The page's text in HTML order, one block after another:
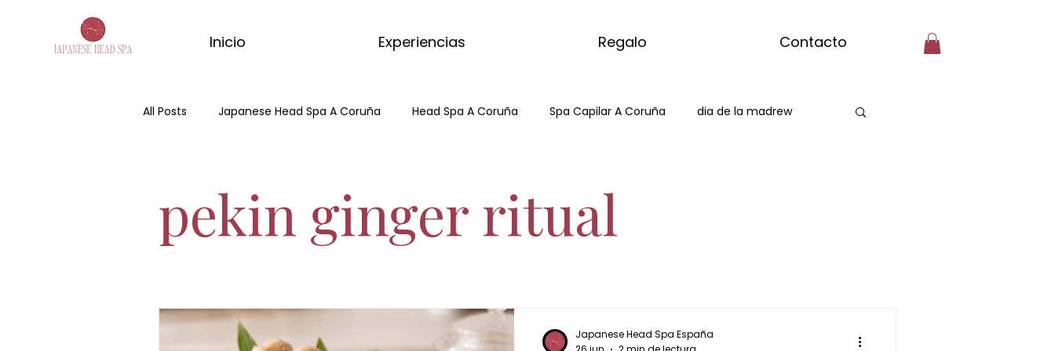
Inicio Experiencias Regalo Contacto
All Posts Japanese Head Spa A Coruña Head Spa A Coruña Spa Capilar A Coruña dia de la madrew
Spa Capilar masaje de matcha masaje del mundo kyoto matcha ritual
pekin ginger ritual
Japanese Head Spa España